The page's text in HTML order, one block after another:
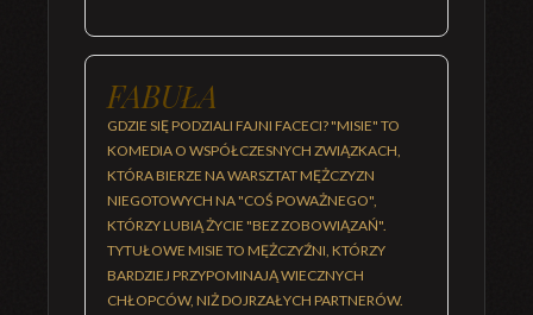
FABUŁA
GDZIE SIĘ PODZIALI FAJNI FACECI? "MISIE" TO
KOMEDIA O WSPÓŁCZESNYCH ZWIĄZKACH,
KTÓRA BIERZE NA WARSZTAT MĘŻCZYZN
NIEGOTOWYCH NA "COŚ POWAŻNEGO",
KTÓRZY LUBIĄ ŻYCIE "BEZ ZOBOWIĄZAŃ".
TYTUŁOWE MISIE TO MĘŻCZYŹNI, KTÓRZY
BARDZIEJ PRZYPOMINAJĄ WIECZNYCH
CHŁOPCÓW, NIŻ DOJRZAŁYCH PARTNERÓW.